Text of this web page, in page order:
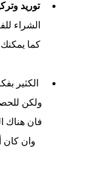
توريد
الشراء
كما
الكثير
ولكن
فان هناك
وان كان